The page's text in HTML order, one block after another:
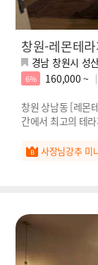
창원-레몬테
경남 창원시 성
6% 160,000 ~
창원 상남동 [레몬
간에서 최고의 테
사장님강추 미